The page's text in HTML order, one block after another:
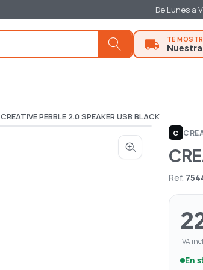
De Lunes a
CREATIVE PEBBLE 2.0 SPEAKER USB BLACK
C
Ref.
IVA
En